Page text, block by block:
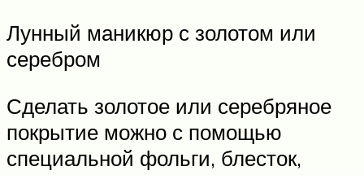
Лунный маникюр с золотом или
серебром
Сделать золотое или серебряное
покрытие можно с помощью
специальной фольги, блесток,